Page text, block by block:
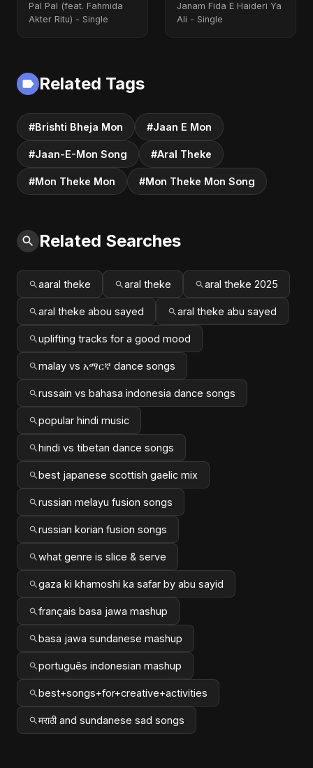
Pal Pal (feat. Fahmida
Akter Ritu) - Single
Janam Fida E Haideri Ya
Ali - Single
Related Tags
#Brishti Bheja Mon #Jaan E Mon
#Jaan-E-Mon Song #Aral Theke
#Mon Theke Mon #Mon Theke Mon Song
Related Searches
aaral theke aral theke aral theke 2025
aral theke abou sayed aral theke abu sayed
uplifting tracks for a good mood
malay vs አማርኛ dance songs
russain vs bahasa indonesia dance songs
popular hindi music
hindi vs tibetan dance songs
best japanese scottish gaelic mix
russian melayu fusion songs
russian korian fusion songs
what genre is slice & serve
gaza ki khamoshi ka safar by abu sayid
français basa jawa mashup
basa jawa sundanese mashup
português indonesian mashup
best+songs+for+creative+activities
मराठी and sundanese sad songs